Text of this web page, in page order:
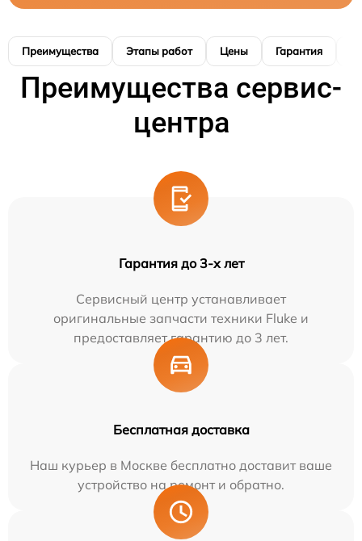
Преимущества Этапы работ Цены Гарантия
Преимущества сервис-
центра
Гарантия до 3-х лет
Сервисный центр устанавливает
оригинальные запчасти техники Fluke и
предоставляет гарантию до 3 лет.
Бесплатная доставка
Наш курьер в Москве бесплатно доставит ваше
устройство на ремонт и обратно.